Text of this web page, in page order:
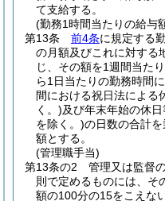
て支給する。
(勤務1時間当たりの給与
第13条
前4条に規定する
の月額及びこれに対する
じ、その額を1週間当た
ら1日当たりの勤務時間
間における祝日法による
く。)及び年末年始の休日
を除く。)の日数の合計
額とする。
(管理職手当)
第13条の2
管理又は監督
則で定めるものには、そ
額の100分の15をこえな